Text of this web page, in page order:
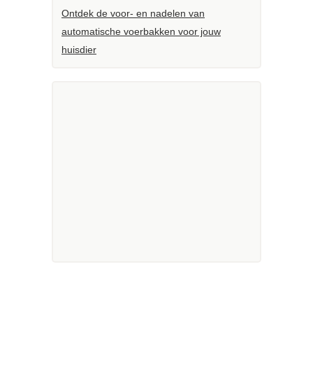
Ontdek de voor- en nadelen van
automatische voerbakken voor jouw
huisdier